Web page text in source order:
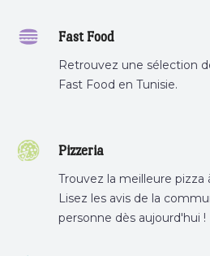
Fast Food
Retrouvez une sélection
Fast Food en Tunisie.
Pizzeria
Trouvez la meilleure pizza
Lisez les avis de la
personne dès aujourd'hui !